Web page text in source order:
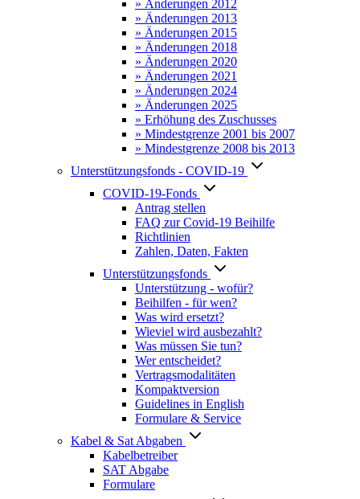
» Änderungen 2012
» Änderungen 2013
» Änderungen 2015
» Änderungen 2018
» Änderungen 2020
» Änderungen 2021
» Änderungen 2024
» Änderungen 2025
» Erhöhung des Zuschusses
» Mindestgrenze 2001 bis 2007
» Mindestgrenze 2008 bis 2013
Unterstützungsfonds - COVID-19
COVID-19-Fonds
Antrag stellen
FAQ zur Covid-19 Beihilfe
Richtlinien
Zahlen, Daten, Fakten
Unterstützungsfonds
Unterstützung - wofür?
Beihilfen - für wen?
Was wird ersetzt?
Wieviel wird ausbezahlt?
Was müssen Sie tun?
Wer entscheidet?
Vertragsmodalitäten
Kompaktversion
Guidelines in English
Formulare & Service
Kabel & Sat Abgaben
Kabelbetreiber
SAT Abgabe
Formulare